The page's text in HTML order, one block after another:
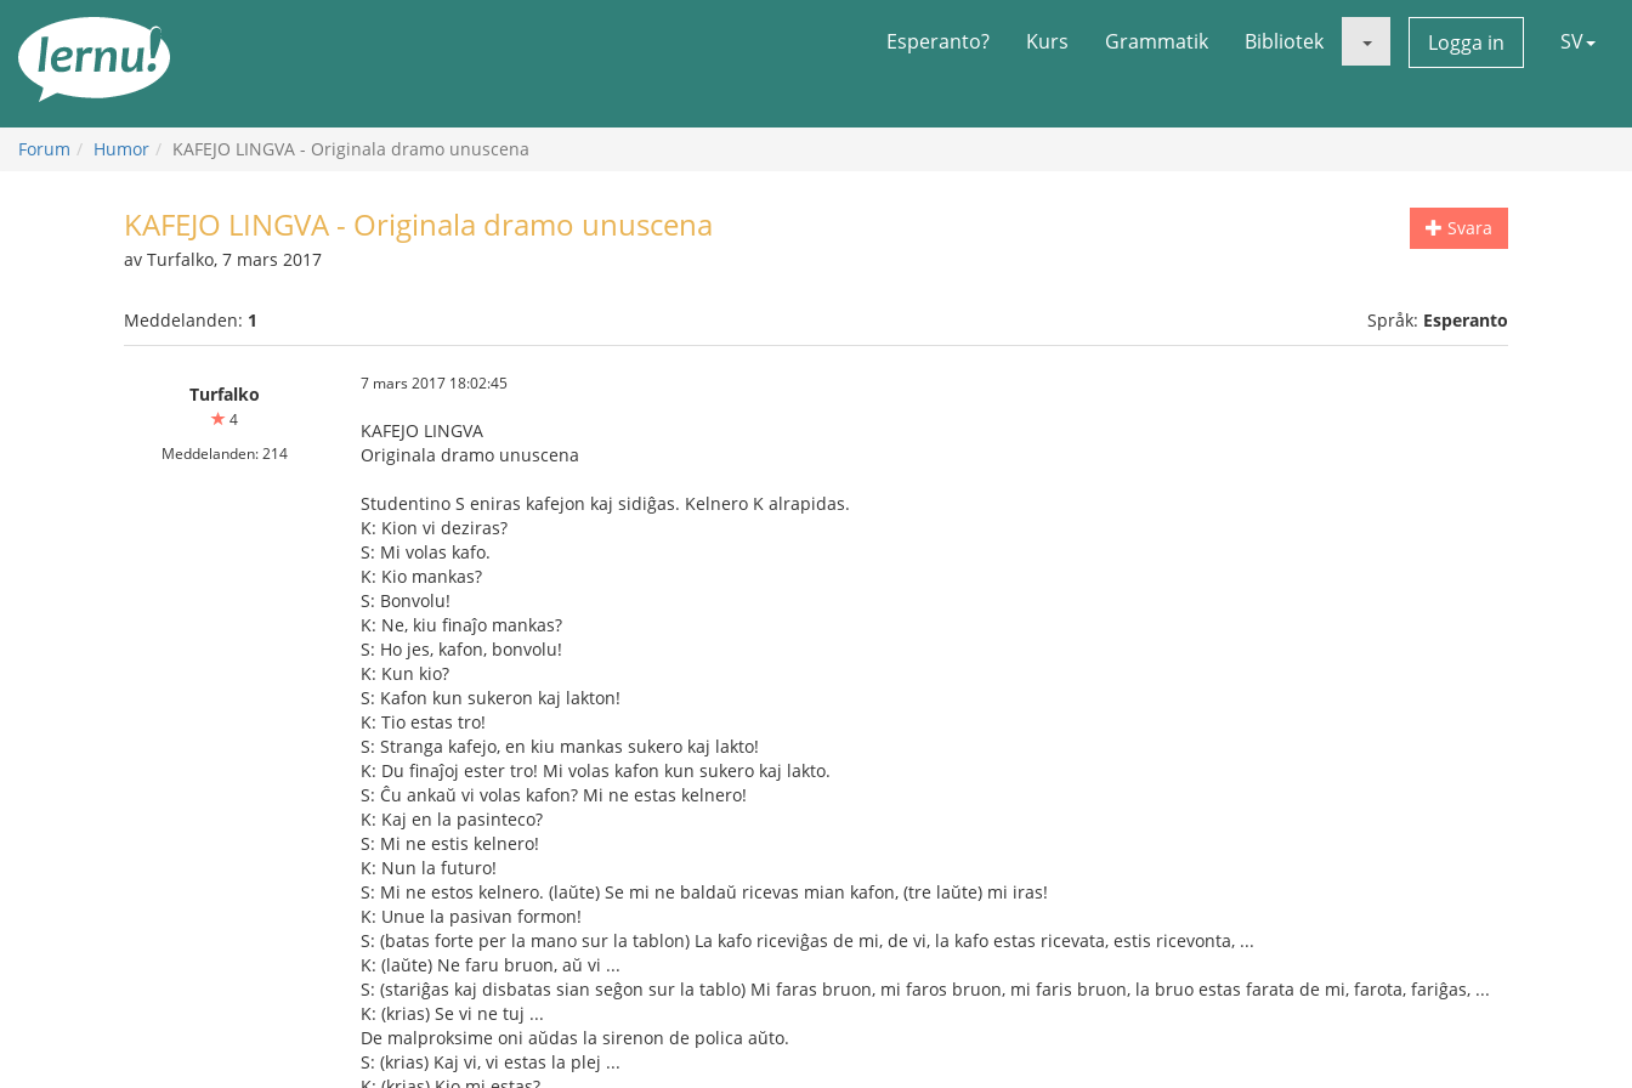
sidans
innehåll
Esperanto? Kurs Grammatik Bibliotek Logga in SV
Forum Humor KAFEJO LINGVA - Originala dramo unuscena
Svara
KAFEJO LINGVA - Originala dramo unuscena
av Turfalko, 7 mars 2017
Meddelanden: 1 Språk: Esperanto
Turfalko
4
Meddelanden: 214
7 mars 2017 18:02:45
KAFEJO LINGVA
Originala dramo unuscena
Studentino S eniras kafejon kaj sidiĝas. Kelnero K alrapidas.
K: Kion vi deziras?
S: Mi volas kafo.
K: Kio mankas?
S: Bonvolu!
K: Ne, kiu finaĵo mankas?
S: Ho jes, kafon, bonvolu!
K: Kun kio?
S: Kafon kun sukeron kaj lakton!
K: Tio estas tro!
S: Stranga kafejo, en kiu mankas sukero kaj lakto!
K: Du finaĵoj ester tro! Mi volas kafon kun sukero kaj lakto.
S: Ĉu ankaŭ vi volas kafon? Mi ne estas kelnero!
K: Kaj en la pasinteco?
S: Mi ne estis kelnero!
K: Nun la futuro!
S: Mi ne estos kelnero. (laŭte) Se mi ne baldaŭ ricevas mian kafon, (tre laŭte) mi iras!
K: Unue la pasivan formon!
S: (batas forte per la mano sur la tablon) La kafo riceviĝas de mi, de vi, la kafo estas ricevata, estis ricevonta, ...
K: (laŭte) Ne faru bruon, aŭ vi ...
S: (stariĝas kaj disbatas sian seĝon sur la tablo) Mi faras bruon, mi faros bruon, mi faris bruon, la bruo estas farata de mi, farota, fariĝas, ...
K: (krias) Se vi ne tuj ...
De malproksime oni aŭdas la sirenon de polica aŭto.
S: (krias) Kaj vi, vi estas la plej ...